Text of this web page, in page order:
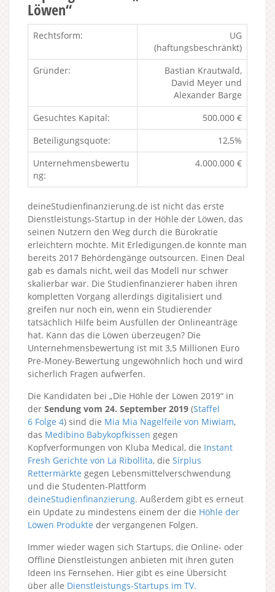
Löwen“
Rechtsform:
UG
(haftungsbeschränkt)
Gründer:
Bastian Krautwald,
David Meyer und
Alexander Barge
Gesuchtes Kapital:
500.000 €
Beteiligungsquote:
12,5%
Unternehmensbewertu
ng:
4.000.000 €
deineStudienfinanzierung.de ist nicht das erste
Dienstleistungs-Startup in der Höhle der Löwen, das
seinen Nutzern den Weg durch die Bürokratie
erleichtern möchte. Mit Erledigungen.de konnte man
bereits 2017 Behördengänge outsourcen. Einen Deal
gab es damals nicht, weil das Modell nur schwer
skalierbar war. Die Studienfinanzierer haben ihren
kompletten Vorgang allerdings digitalisiert und
greifen nur noch ein, wenn ein Studierender
tatsächlich Hilfe beim Ausfüllen der Onlineanträge
hat. Kann das die Löwen überzeugen? Die
Unternehmensbewertung ist mit 3,5 Millionen Euro
Pre-Money-Bewertung ungewöhnlich hoch und wird
sicherlich Fragen aufwerfen.
Die Kandidaten bei „Die Höhle der Löwen 2019“ in
der Sendung vom 24. September 2019 (Staffel
6 Folge 4) sind die Mia Mia Nagelfeile von Miwiam,
das Medibino Babykopfkissen gegen
Kopfverformungen von Kluba Medical, die Instant
Fresh Gerichte von La Ribollita, die Sirplus
Rettermärkte gegen Lebensmittelverschwendung
und die Studenten-Plattform
deineStudienfinanzierung. Außerdem gibt es erneut
ein Update zu mindestens einem der die Höhle der
Löwen Produkte der vergangenen Folgen.
Immer wieder wagen sich Startups, die Online- oder
Offline Dienstleistungen anbieten mit ihren guten
Ideen ins Fernsehen. Hier gibt es eine Übersicht
über alle Dienstleistungs-Startups im TV.